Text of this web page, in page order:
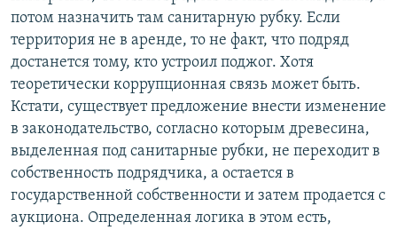
потом назначить там санитарную рубку. Если
территория не в аренде, то не факт, что подряд
достанется тому, кто устроил поджог. Хотя
теоретически коррупционная связь может быть.
Кстати, существует предложение внести изменение
в законодательство, согласно которым древесина,
выделенная под санитарные рубки, не переходит в
собственность подрядчика, а остается в
государственной собственности и затем продается с
аукциона. Определенная логика в этом есть,